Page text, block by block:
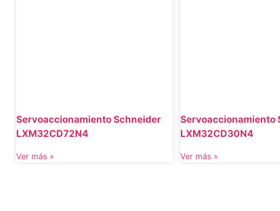
Servoaccionamiento Schneider
LXM32CD72N4
Ver más »
Servoaccionamiento
LXM32CD30N4
Ver más »